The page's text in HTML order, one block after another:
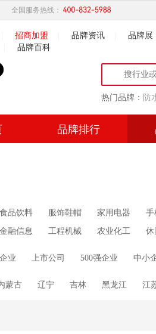
全国服务热线：
招商加盟 品牌资讯
品牌展
品牌百科
热门品牌： 防
品牌排行
食品饮料 服饰鞋帽 家用电器 手
金融信息 工程机械 农业化工 休
业 上市公司 500强企业 中小
蒙古 辽宁 吉林 黑龙江 江